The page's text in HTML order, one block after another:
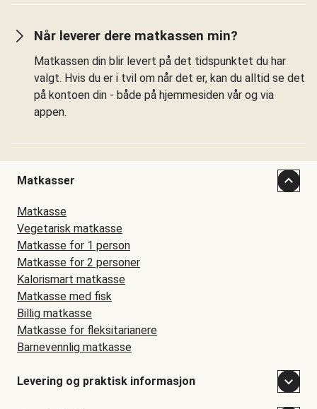
Når leverer dere matkassen min?
Matkassen din blir levert på det tidspunktet du har
valgt. Hvis du er i tvil om når det er, kan du alltid se det
på kontoen din - både på hjemmesiden vår og via
appen.
Matkasser
Matkasse
Vegetarisk matkasse
Matkasse for 1 person
Matkasse for 2 personer
Kalorismart matkasse
Matkasse med fisk
Billig matkasse
Matkasse for fleksitarianere
Barnevennlig matkasse
Levering og praktisk informasjon